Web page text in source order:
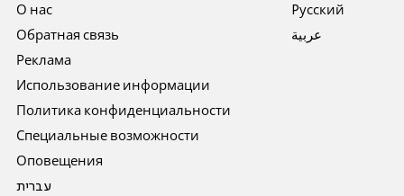
О нас
Обратная связь
Реклама
Использование информации
Политика конфиденциальности
Специальные возможности
Оповещения
עברית
Pусский
عربية